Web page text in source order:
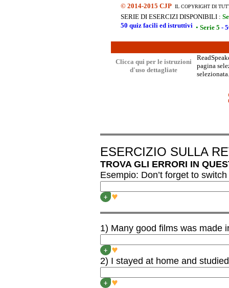
© 2014-2015 CJP IL COPYRIGHT DI
SERIE DI ESERCIZI DISPONIBILI :
50 quiz facili ed istruttivi • Serie 5 -
Clicca qui per le istruzioni
d'uso dettagliate
pagina
ESERCIZIO SULLA
TROVA GLI ERRORI IN
Esempio: Don’t forget to
+
1) Many good films was made
+
2) I stayed at home and
+